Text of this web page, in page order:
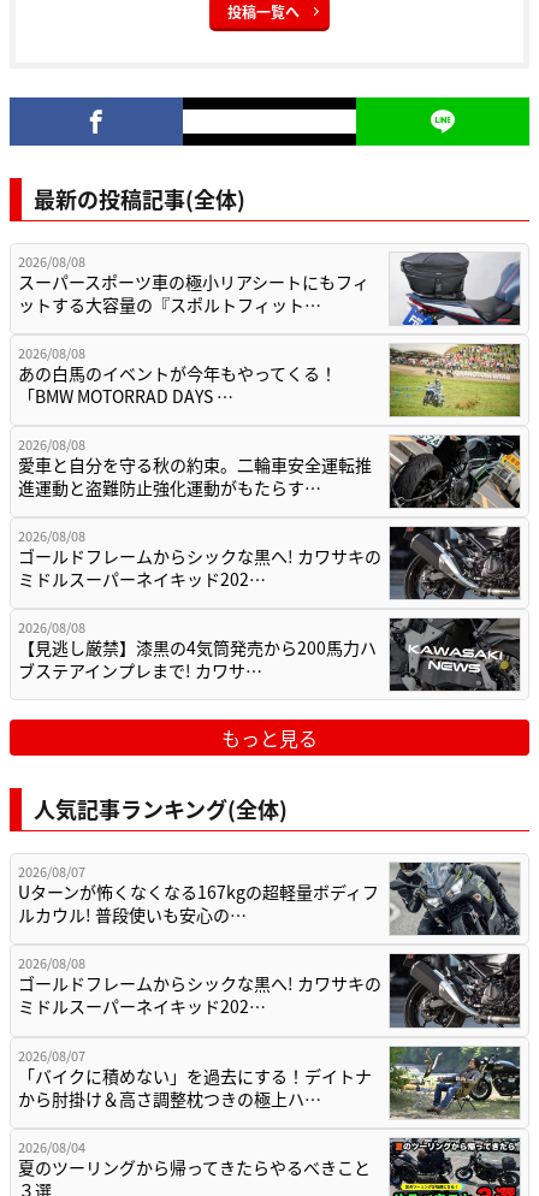
投稿一覧へ
最新の投稿記事(全体)
2026/08/08
スーパースポーツ車の極小リアシートにもフィ
ットする大容量の『スポルトフィット…
2026/08/08
あの白馬のイベントが今年もやってくる！
「BMW MOTORRAD DAYS …
2026/08/08
愛車と自分を守る秋の約束。二輪車安全運転推
進運動と盗難防止強化運動がもたらす…
2026/08/08
ゴールドフレームからシックな黒へ! カワサキの
ミドルスーパーネイキッド202…
2026/08/08
【見逃し厳禁】漆黒の4気筒発売から200馬力ハ
ブステアインプレまで! カワサ…
もっと見る
人気記事ランキング(全体)
2026/08/07
Uターンが怖くなくなる167kgの超軽量ボディフ
ルカウル! 普段使いも安心の…
2026/08/08
ゴールドフレームからシックな黒へ! カワサキの
ミドルスーパーネイキッド202…
2026/08/07
「バイクに積めない」を過去にする！デイトナ
から肘掛け＆高さ調整枕つきの極上ハ…
2026/08/04
夏のツーリングから帰ってきたらやるべきこと
３選